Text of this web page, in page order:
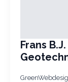
Frans